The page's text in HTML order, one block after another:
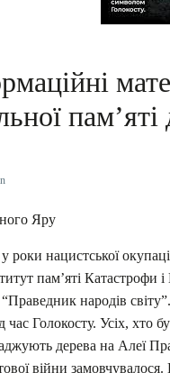
Яру
роки нацистської
пам’яті Катастрофи
народів
час Голокосту. Усіх,
дерева на Алеї
війни